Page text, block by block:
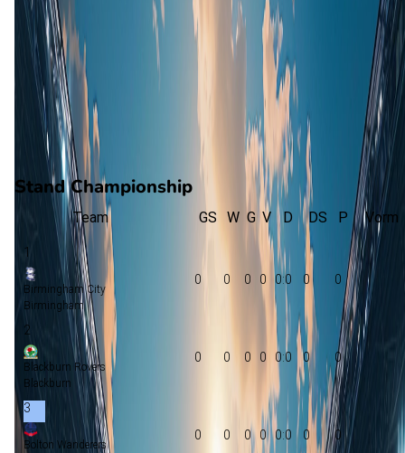
West Bromwich Albion
West Brom
aantal goals
gewonnen
verloren
Stand Championship
Team GS W G V D DS P Vorm
1
Birmingham City
Birmingham
0 0 0 0 0:0 0 0
2
Blackburn Rovers
Blackburn
0 0 0 0 0:0 0 0
3
Bolton Wanderers
0 0 0 0 0:0 0 0